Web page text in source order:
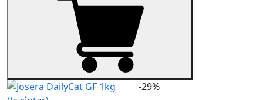
-29%